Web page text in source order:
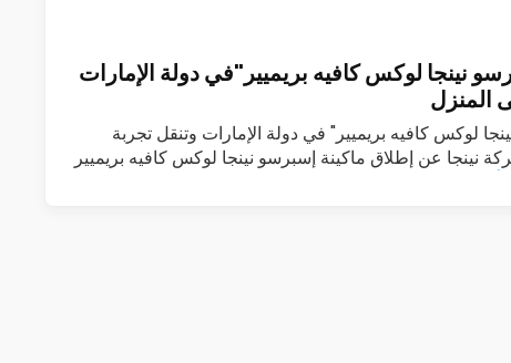
نينجا لوكس كافيه بريميير"في دولة الإمارات
المنزل
لوكس كافيه بريميير" في دولة الإمارات وتنقل تجربة
نينجا عن إطلاق ماكينة إسبرسو نينجا لوكس كافيه بريميير